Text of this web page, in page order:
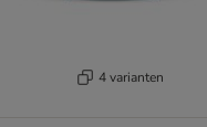
4 varianten